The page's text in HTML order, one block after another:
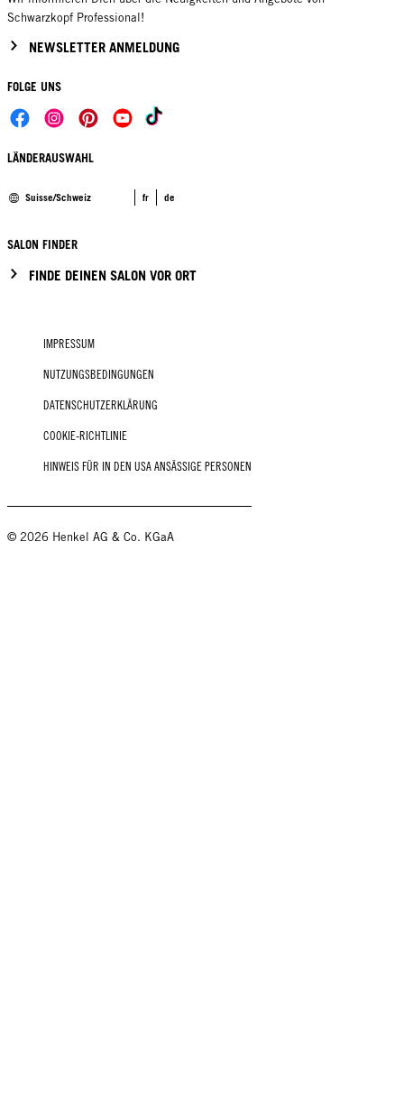
Schwarzkopf Professional!
NEWSLETTER ANMELDUNG
FOLGE UNS
LÄNDERAUSWAHL
Suisse/Schweiz fr de
SALON FINDER
FINDE DEINEN SALON VOR ORT
IMPRESSUM
NUTZUNGSBEDINGUNGEN
DATENSCHUTZERKLÄRUNG
COOKIE-RICHTLINIE
HINWEIS FÜR IN DEN USA ANSÄSSIGE PERSONEN
© 2026 Henkel AG & Co. KGaA